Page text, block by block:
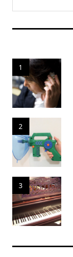
1
2
3